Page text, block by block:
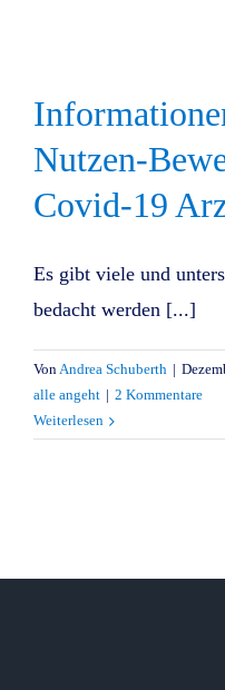
Nutzen-
Covid-19
Es gibt viele und
bedacht werden [...]
VonAndrea Schuberth |
alle angeht | 2 Kommentare
Weiterlesen